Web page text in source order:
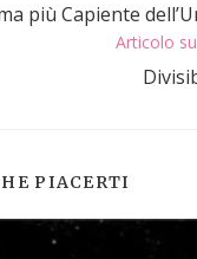
più Capiente
Articolo
PIACERTI